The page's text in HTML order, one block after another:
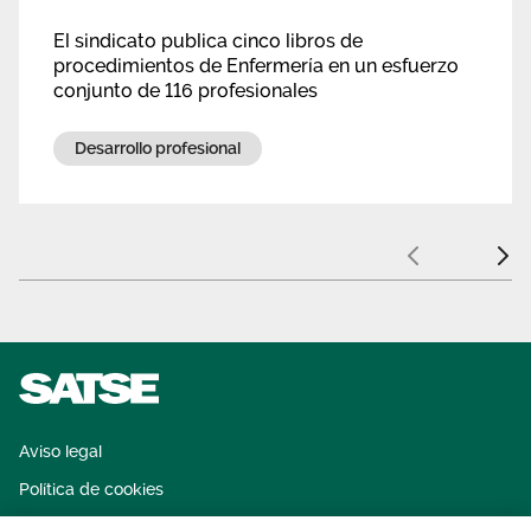
El sindicato publica cinco libros de
procedimientos de Enfermería en un esfuerzo
conjunto de 116 profesionales
Desarrollo profesional
Anterior
Aviso legal
Política de cookies